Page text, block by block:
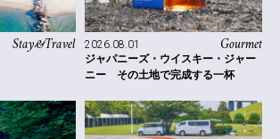
Stay&Travel Gourmet
2026.08.01
ジャパニーズ・ウイスキー・ジャー
ニー その土地で完成する一杯